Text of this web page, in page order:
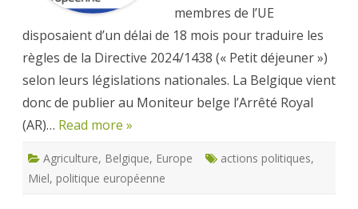
membres de l’UE
disposaient d’un délai de 18 mois pour traduire les
règles de la Directive 2024/1438 (« Petit déjeuner »)
selon leurs législations nationales. La Belgique vient
donc de publier au Moniteur belge l’Arrêté Royal
(AR)… Read more »
Agriculture, Belgique, Europe actions politiques,
Miel, politique européenne